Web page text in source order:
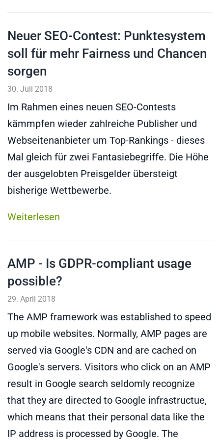
Neuer SEO-Contest: Punktesystem
soll für mehr Fairness und Chancen
sorgen
30. Juli 2018
Im Rahmen eines neuen SEO-Contests
kämmpfen wieder zahlreiche Publisher und
Webseitenanbieter um Top-Rankings - dieses
Mal gleich für zwei Fantasiebegriffe. Die Höhe
der ausgelobten Preisgelder übersteigt
bisherige Wettbewerbe.
Weiterlesen
AMP - Is GDPR-compliant usage
possible?
29. April 2018
The AMP framework was established to speed
up mobile websites. Normally, AMP pages are
served via Google's CDN and are cached on
Google's servers. Visitors who click on an AMP
result in Google search seldomly recognize
that they are directed to Google infrastructue,
which means that their personal data like the
IP address is processed by Google. The